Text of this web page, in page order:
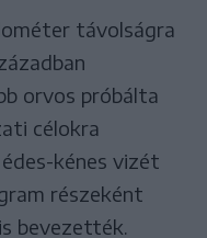
távolságra
orvos próbálta
célokra
kénes vizét
részeként
bevezették.